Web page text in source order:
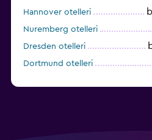
Hannover otelleri
Nuremberg otelleri
Dresden otelleri
Dortmund otelleri